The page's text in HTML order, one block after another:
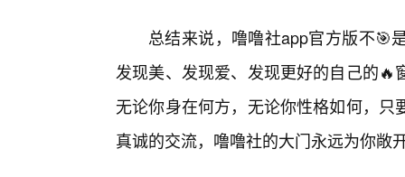
总结来说，噜噜社app官方版不🎯
发现美、发现爱、发现更好的自己的
无论你身在何方，无论你性格如何，
真诚的交流，噜噜社的大门永远为你敞